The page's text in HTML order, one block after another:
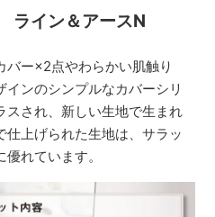
イン＆アースN
バー×2点やわらかい肌触り
ンのシンプルなカバーシリ
スされ、新しい生地で生まれ
上げられた生地は、サラッ
れています。